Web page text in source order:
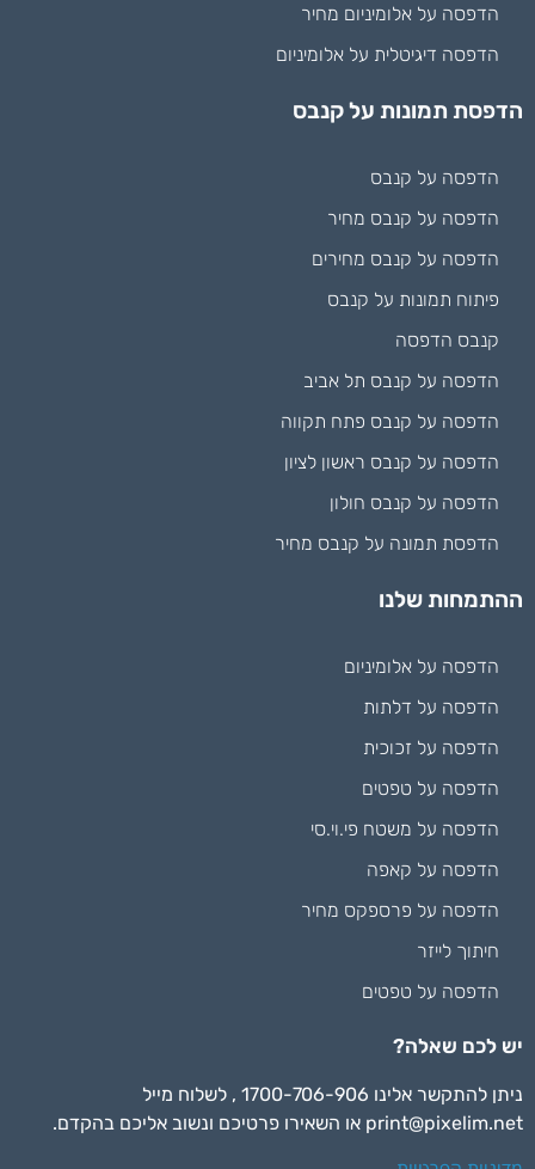
הדפסה על אלומיניום מחיר
הדפסה דיגיטלית על אלומיניום
הדפסת תמונות על קנבס
הדפסה על קנבס
הדפסה על קנבס מחיר
הדפסה על קנבס מחירים
פיתוח תמונות על קנבס
קנבס הדפסה
הדפסה על קנבס תל אביב
הדפסה על קנבס פתח תקווה
הדפסה על קנבס ראשון לציון
הדפסה על קנבס חולון
הדפסת תמונה על קנבס מחיר
ההתמחות שלנו
הדפסה על אלומיניום
הדפסה על דלתות
הדפסה על זכוכית
הדפסה על טפטים
הדפסה על משטח פי.וי.סי
הדפסה על קאפה
הדפסה על פרספקס מחיר
חיתוך לייזר
הדפסה על טפטים
יש לכם שאלה?
ניתן להתקשר אלינו 1700-706-906 , לשלוח מייל
print@pixelim.net או השאירו פרטיכם ונשוב אליכם בהקדם.